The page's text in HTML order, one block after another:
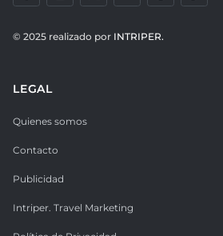
© 2025 realizado por INTRIPER.
LEGAL
Quienes somos
Contacto
Publicidad
Intriper. Travel Marketing